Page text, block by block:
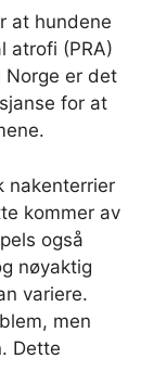
at hundene
atrofi (PRA)
Norge er det
for at
nakenterrier
kommer av
også
nøyaktig
variere.
men
Dette